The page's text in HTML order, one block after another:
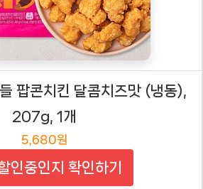
팝콘치킨 달콤치즈맛 (냉동),
207g, 1개
5,680원
인중인지 확인하기